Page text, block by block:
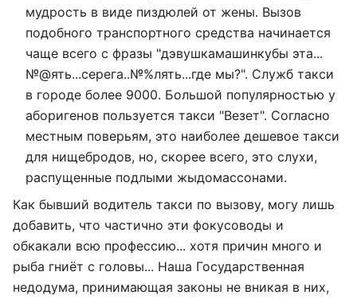
мудрость в виде пиздюлей от жены. Вызов
подобного транспортного средства начинается
чаще всего с фразы "дэвушкамашинкубы эта...
№@ять...серега..№%лять...где мы?". Служб такси
в городе более 9000. Большой популярностью у
аборигенов пользуется такси "Везет". Согласно
местным поверьям, это наиболее дешевое такси
для нищебродов, но, скорее всего, это слухи,
распущенные подлыми жыдомассонами.
Как бывший водитель такси по вызову, могу лишь
добавить, что частично эти фокусоводы и
обкакали всю профессию... хотя причин много и
рыба гниёт с головы... Наша Государственная
недодума, принимающая законы не вникая в них,